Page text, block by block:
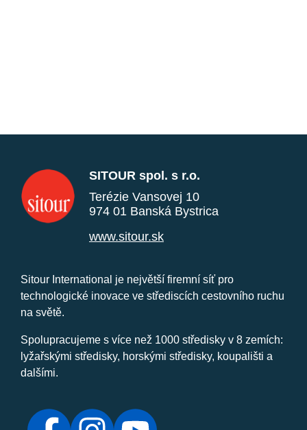
SITOUR spol. s r.o.
Terézie Vansovej 10
974 01 Banská Bystrica
www.sitour.sk
Sitour International je největší firemní síť pro
technologické inovace ve střediscích cestovního ruchu
na světě.
Spolupracujeme s více než 1000 středisky v 8 zemích:
lyžařskými středisky, horskými středisky, koupališti a
dalšími.